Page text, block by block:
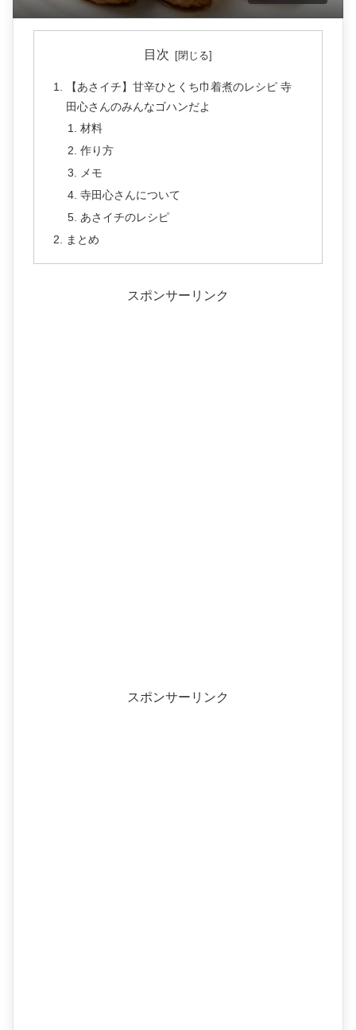
目次
【あさイチ】甘辛ひとくち巾着煮のレシピ 寺
田心さんのみんなゴハンだよ
材料
作り方
メモ
寺田心さんについて
あさイチのレシピ
まとめ
スポンサーリンク
スポンサーリンク